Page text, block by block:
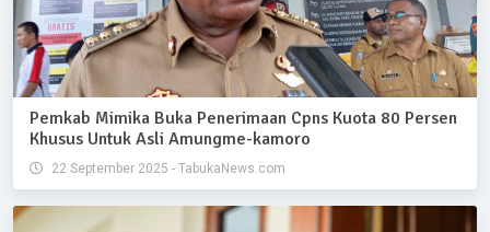
Pemkab Mimika Buka Penerimaan Cpns Kuota 80 Persen
Khusus Untuk Asli Amungme-kamoro
22 September 2025 - TabukaNews.com